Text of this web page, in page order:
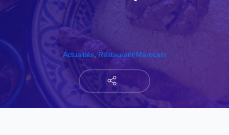
Actualités Restaurant Marocain